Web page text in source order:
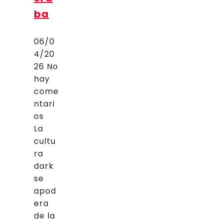
ba
06/0
4/20
26 No
hay
come
ntari
os
La
cultu
ra
dark
se
apod
era
de la